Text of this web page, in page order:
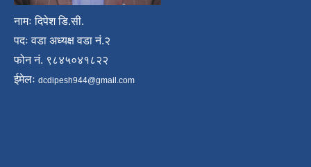
नामः दिपेश डि.सी.
पदः वडा अध्यक्ष वडा नं.२
फोन नं. ९८४५०४१८२२
ईमेलः dcdipesh944@gmail.com